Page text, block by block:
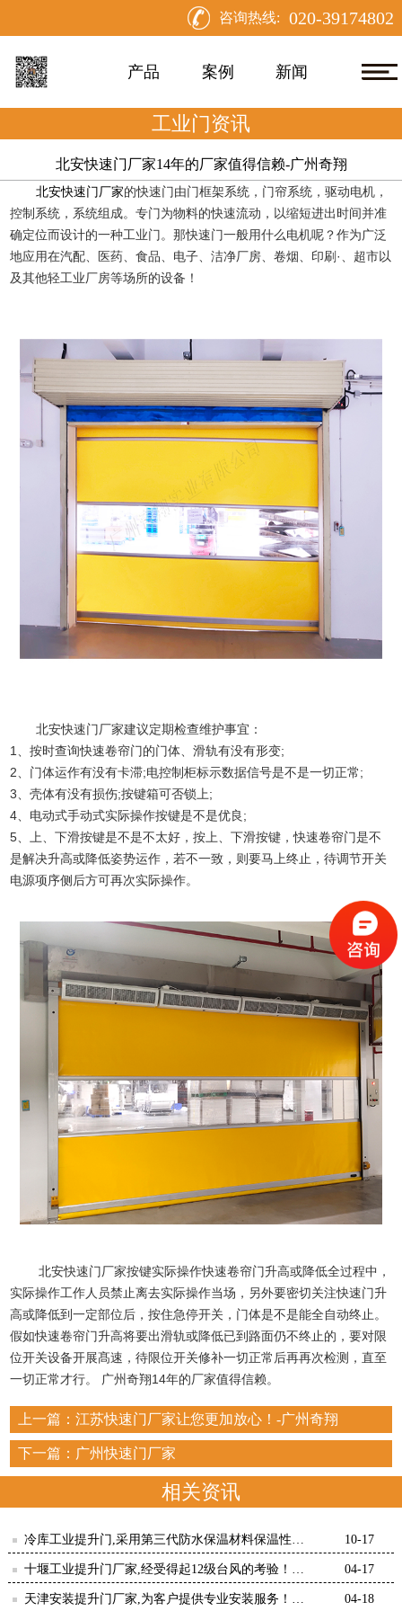
咨询热线: 020-39174802
产品 案例 新闻
工业门资讯
北安快速门厂家14年的厂家值得信赖-广州奇翔
北安快速门厂家的快速门由门框架系统，门帘系统，驱动电机，
控制系统，系统组成。专门为物料的快速流动，以缩短进出时间并准
确定位而设计的一种工业门。那快速门一般用什么电机呢？作为广泛
地应用在汽配、医药、食品、电子、洁净厂房、卷烟、印刷·、超市以
及其他轻工业厂房等场所的设备！
北安快速门厂家建议定期检查维护事宜：
1、按时查询快速卷帘门的门体、滑轨有没有形变;
2、门体运作有没有卡滞;电控制柜标示数据信号是不是一切正常;
3、壳体有没有损伤;按键箱可否锁上;
4、电动式手动式实际操作按键是不是优良;
5、上、下滑按键是不是不太好，按上、下滑按键，快速卷帘门是不
是解决升高或降低姿势运作，若不一致，则要马上终止，待调节开关
电源项序侧后方可再次实际操作。
北安快速门厂家按键实际操作快速卷帘门升高或降低全过程中，
实际操作工作人员禁止离去实际操作当场，另外要密切关注快速门升
高或降低到一定部位后，按住急停开关，门体是不是能全自动终止。
假如快速卷帘门升高将要出滑轨或降低已到路面仍不终止的，要对限
位开关设备开展髙速，待限位开关修补一切正常后再再次检测，直至
一切正常才行。 广州奇翔14年的厂家值得信赖。
上一篇： 江苏快速门厂家让您更加放心！-广州奇翔
下一篇： 广州快速门厂家
相关资讯
冷库工业提升门,采用第三代防水保温材料保温性能
强-广州奇翔
10-17
十堰工业提升门厂家,经受得起12级台风的考验！
【广州奇翔】
04-17
天津安装提升门厂家,为客户提供专业安装服务！ 04-18